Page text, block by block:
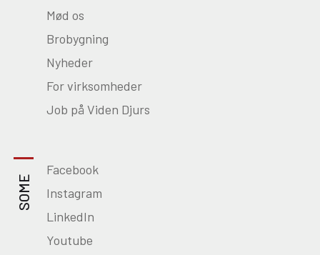
Mød os
Brobygning
Nyheder
For virksomheder
Job på Viden Djurs
SOME
Facebook
Instagram
LinkedIn
Youtube